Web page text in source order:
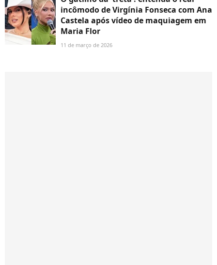
incômodo de Virgínia Fonseca com Ana
Castela após vídeo de maquiagem em
Maria Flor
11 de março de 2026